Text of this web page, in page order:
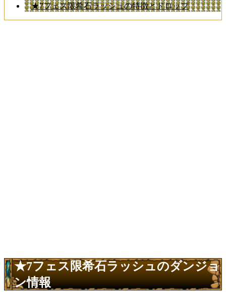
★7フェス限希石ラッシュの特徴とドロップ
★7フェス限希石ラッシュのダンジョ
ン情報